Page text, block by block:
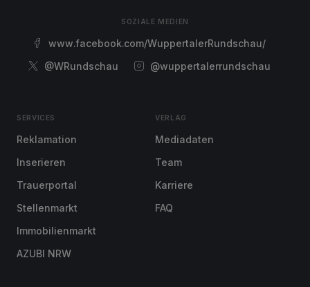
SOZIALE MEDIEN
www.facebook.com/WuppertalerRundschau/
@WRundschau
@wuppertalerrundschau
SERVICES
Reklamation
Inserieren
Trauerportal
Stellenmarkt
Immobilienmarkt
AZUBI NRW
VERLAG
Mediadaten
Team
Karriere
FAQ